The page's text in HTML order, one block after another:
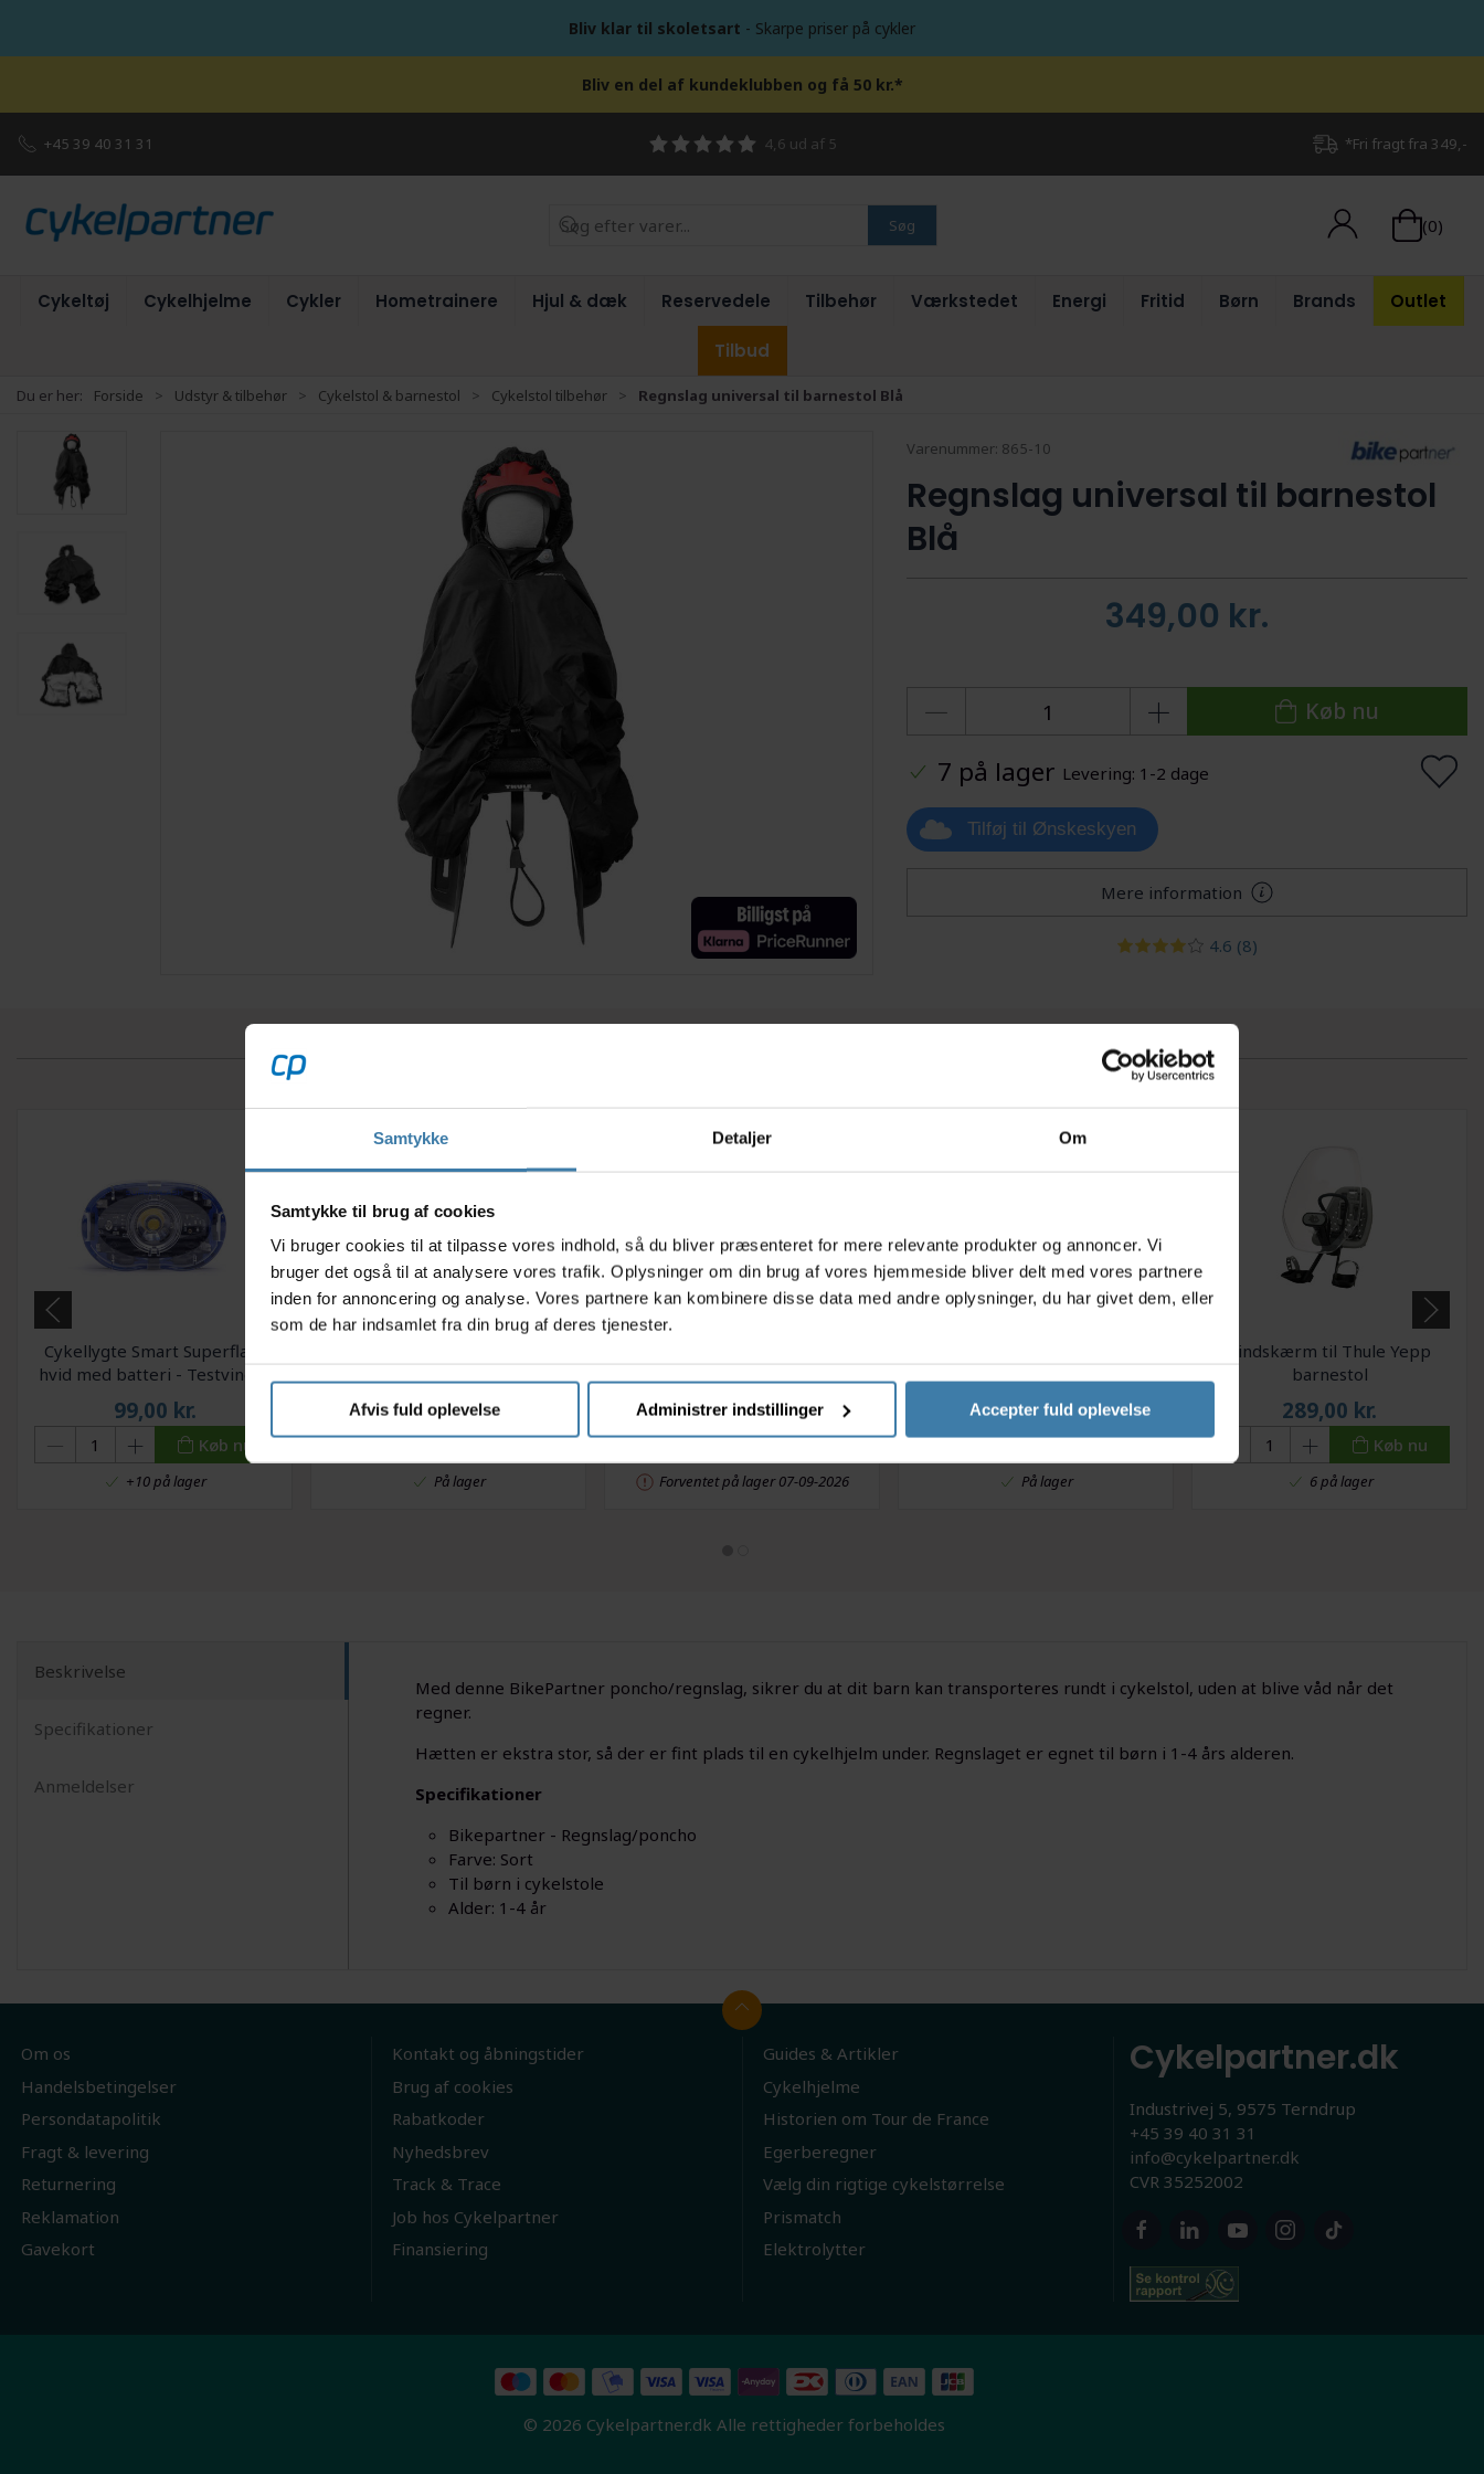
Samtykke Detaljer Om
Samtykke til brug af cookies
Vi bruger cookies til at tilpasse vores indhold, så du bliver præsenteret for mere relevante produkter og annoncer. Vi
bruger det også til at analysere vores trafik. Oplysninger om din brug af vores hjemmeside bliver delt med vores partnere
inden for annoncering og analyse. Vores partnere kan kombinere disse data med andre oplysninger, du har givet dem, eller
som de har indsamlet fra din brug af deres tjenester.
Afvis fuld oplevelse Administrer indstillinger Accepter fuld oplevelse
Bliv klar til skoletsart - Skarpe priser på cykler
Bliv en del af kundeklubben og få 50 kr.*
+45 39 40 31 31 4,6 ud af 5 *Fri fragt fra 349,-
Søg (0)
Cykeltøj Cykelhjelme Cykler Hometrainere Hjul & dæk Reservedele Tilbehør Værkstedet Energi Fritid Børn Brands Outlet
Tilbud
Du er her: Forside Udstyr & tilbehør Cykelstol & barnestol Cykelstol tilbehør Regnslag universal til barnestol Blå
Varenummer: 865-10
Regnslag universal til barnestol
Blå
349,00 kr.
Køb nu
7 på lager Levering: 1-2 dage
Tilføj til Ønskeskyen
Mere information
4.6 (8)
Cykellygte Smart Superflash
hvid med batteri - Testvinder
99,00 kr.
Køb nu
+10 på lager
139,00kr.
Køb nu
På lager
29,00kr.
Se mere
Forventet på lager 07-09-2026
107,00kr.
Køb nu
På lager
Vindskærm til Thule Yepp
barnestol
289,00 kr.
Køb nu
6 på lager
Beskrivelse
Specifikationer
Anmeldelser
Med denne BikePartner poncho/regnslag, sikrer du at dit barn kan transporteres rundt i cykelstol, uden at blive våd når det
regner.
Hætten er ekstra stor, så der er fint plads til en cykelhjelm under. Regnslaget er egnet til børn i 1-4 års alderen.
Specifikationer
Bikepartner - Regnslag/poncho
Farve: Sort
Til børn i cykelstole
Alder: 1-4 år
Om os
Handelsbetingelser
Persondatapolitik
Fragt & levering
Returnering
Reklamation
Gavekort
Kontakt og åbningstider
Brug af cookies
Rabatkoder
Nyhedsbrev
Track & Trace
Job hos Cykelpartner
Finansiering
Guides & Artikler
Cykelhjelme
Historien om Tour de France
Egerberegner
Vælg din rigtige cykelstørrelse
Prismatch
Elektrolytter
Cykelpartner.dk
Industrivej 5, 9575 Terndrup
+45 39 40 31 31
info@cykelpartner.dk
CVR 35252002
© 2026 Cykelpartner.dk Alle rettigheder forbeholdes